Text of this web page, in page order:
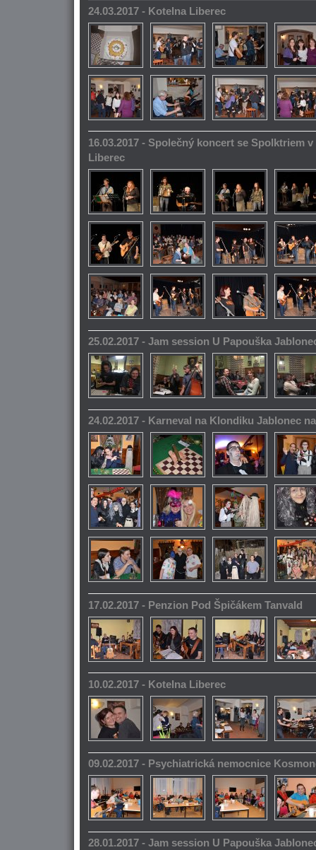
24.03.2017 - Kotelna Liberec
16.03.2017 - Společný koncert se Spolktriem
Liberec
25.02.2017 - Jam session U Papouška
24.02.2017 - Karneval na Klondiku Jablonec
17.02.2017 - Penzion Pod Špičákem Tanvald
10.02.2017 - Kotelna Liberec
09.02.2017 - Psychiatrická nemocnice
28.01.2017 - Jam session U Papouška